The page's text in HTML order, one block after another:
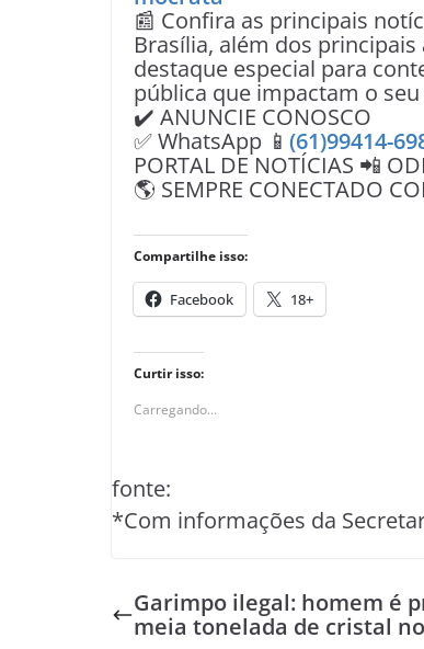
📰 Confira as principais
Brasília, além dos
destaque especial para
pública que impactam o
✔️ ANUNCIE CONOSCO
✅ WhatsApp 📱 (61)99414-
PORTAL DE NOTÍCIAS 📲
🌎 SEMPRE CONECTADO
Compartilhe isso:
Facebook 18+
Curtir isso:
Carregando...
fonte:
*Com informações da
Garimpo ilegal: homem é
meia tonelada de cristal